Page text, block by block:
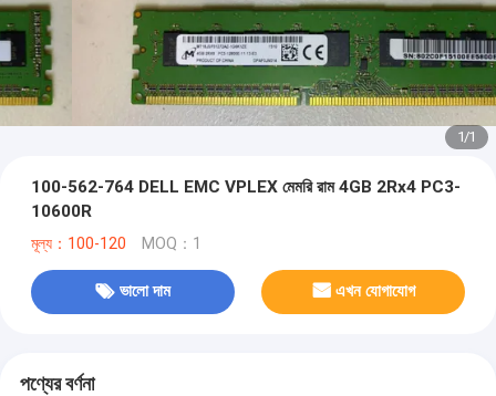
1/1
100-562-764 DELL EMC VPLEX মেমরি রাম 4GB 2Rx4 PC3-
10600R
মূল্য：100-120 MOQ：1
ভালো দাম এখন যোগাযোগ
পণ্যের বর্ণনা